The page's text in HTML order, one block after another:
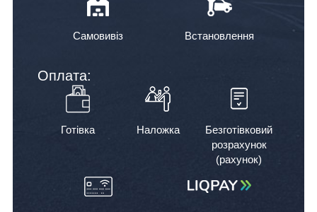
Самовивіз Встановлення
Оплата:
Готівка Наложка
Безготівковий
розрахунок
(рахунок)